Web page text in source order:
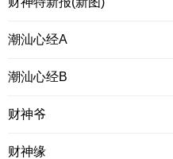
潮汕心经A
潮汕心经B
财神爷
财神缘